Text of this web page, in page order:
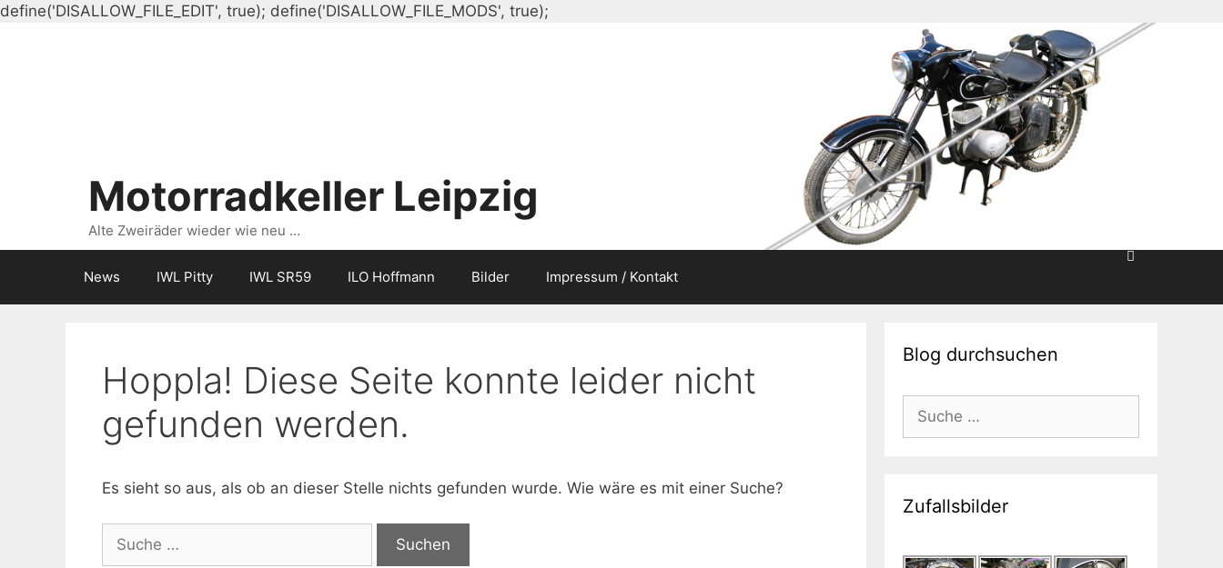
define('DISALLOW_FILE_EDIT', true); define('DISALLOW_FILE_MODS', true);
Motorradkeller Leipzig
Alte Zweiräder wieder wie neu …
News IWL Pitty IWL SR59 ILO Hoffmann Bilder Impressum / Kontakt
Hoppla! Diese Seite konnte leider nicht
gefunden werden.
Es sieht so aus, als ob an dieser Stelle nichts gefunden wurde. Wie wäre es mit einer Suche?
nach:
Blog durchsuchen
Suche
nach:
Zufallsbilder